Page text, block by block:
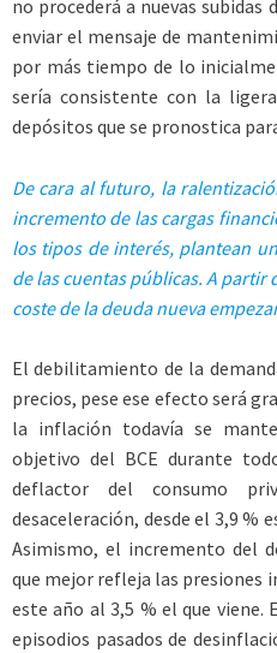
no procederá a nuevas
enviar el mensaje de
por más tiempo de lo
sería consistente con la
depósitos que se pronostica
De cara al futuro, la
incremento de las cargas
los tipos de interés, plantean
de las cuentas públicas. A
coste de la deuda nueva
El debilitamiento de la
precios, pese ese efecto será
la inflación todavía se
objetivo del BCE durante
deflactor del consumo
desaceleración, desde el 3,9 %
Asimismo, el incremento del
que mejor refleja las presiones
este año al 3,5 % el que viene.
episodios pasados de